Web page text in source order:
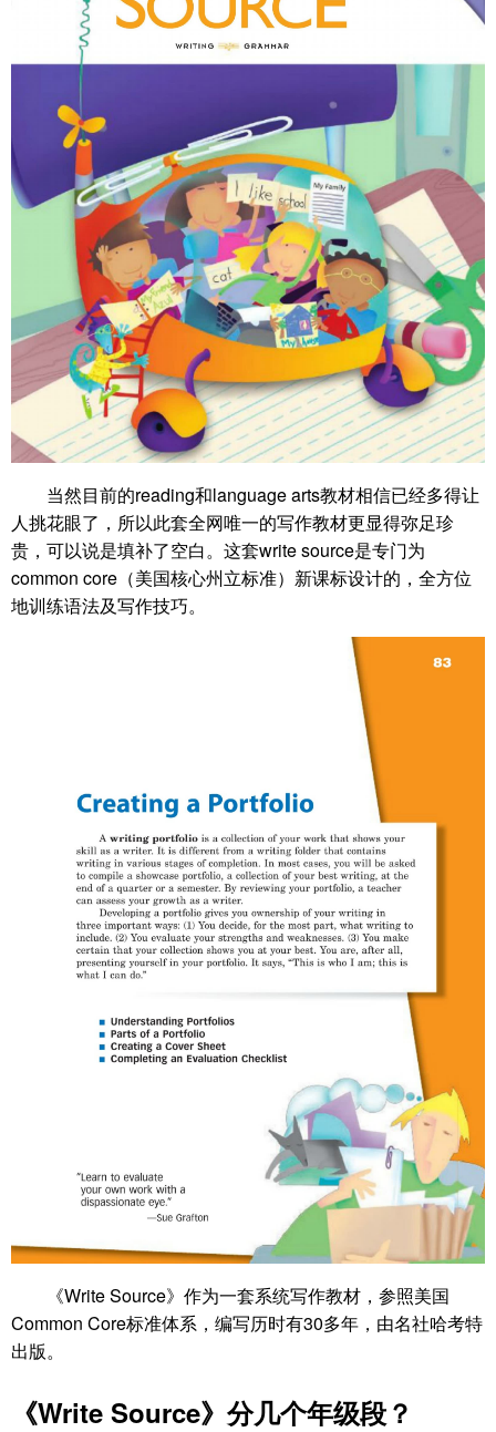
当然目前的reading和language arts教材相信已经多得让
人挑花眼了，所以此套全网唯一的写作教材更显得弥足珍
贵，可以说是填补了空白。这套write source是专门为
common core（美国核心州立标准）新课标设计的，全方位
地训练语法及写作技巧。
《Write Source》作为一套系统写作教材，参照美国
Common Core标准体系，编写历时有30多年，由名社哈考特
出版。
《Write Source》分几个年级段？